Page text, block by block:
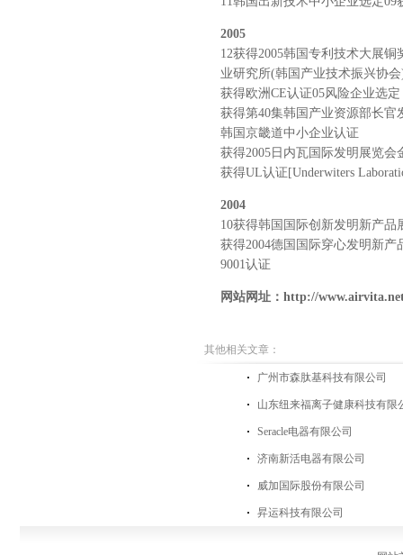
2005
12获得2005韩国专利技术大展
业研究所(韩国产业技术振兴协
获得欧洲CE认证05风险企业选定
获得第40集韩国产业资源部长官
韩国京畿道中小企业认证
获得2005日内瓦国际发明展览
获得UL认证[Underwiters
2004
10获得韩国国际创新发明新产品
获得2004德国国际穿心发明新产
9001认证
网站网址： http://
其他相关文章：
广州市森肽基科技有限公司
山东纽来福离子健康科技有限
Seracle电器有限公司
济南新活电器有限公司
威加国际股份有限公司
昇运科技有限公司